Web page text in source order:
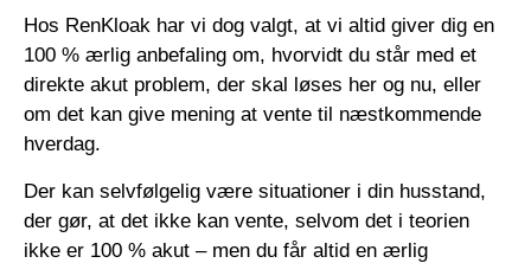
Hos RenKloak har vi dog valgt, at vi altid giver dig en
100 % ærlig anbefaling om, hvorvidt du står med et
direkte akut problem, der skal løses her og nu, eller
om det kan give mening at vente til næstkommende
hverdag.
Der kan selvfølgelig være situationer i din husstand,
der gør, at det ikke kan vente, selvom det i teorien
ikke er 100 % akut – men du får altid en ærlig